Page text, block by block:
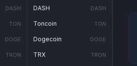
DASH
TON
DOGE
TRON
DASH DASH
Toncoin TON
Dogecoin DOGE
TRX TRON